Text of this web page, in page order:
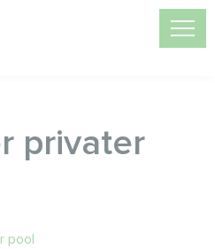
privater
pool